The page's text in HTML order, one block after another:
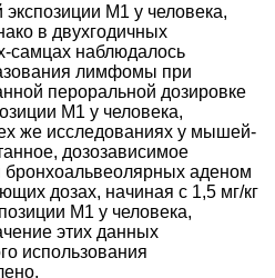
М1 у человека,
в двухгодичных
самцах наблюдалось
лимфомы при
пероральной дозировке
М1 у человека,
же исследованиях у мышей-
дозозависимое
аденом
дозах, начиная с 1,5 мг/кг
М1 у человека,
этих данных
использования